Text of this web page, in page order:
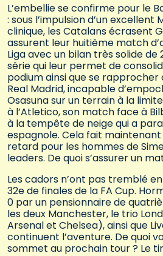
L’embellie se confirme pour le
: sous l’impulsion d’un excellent
clinique, les Catalans écrasent
assurent leur huitième match
Liga avec un bilan très solide de
série qui leur permet de
podium ainsi que se rapprocher
Real Madrid, incapable
Osasuna sur un terrain à la
à l’Atletico, son match face à
à la tempête de neige qui a
espagnole. Cela fait
retard pour les hommes de
leaders. De quoi s’assurer un
Les cadors n’ont pas tremblé
32e de finales de la FA Cup.
0 par un pensionnaire de
les deux Manchester, le trio
Arsenal et Chelsea), ainsi que
continuent l’aventure. De quoi
sommet au prochain tour ? Le